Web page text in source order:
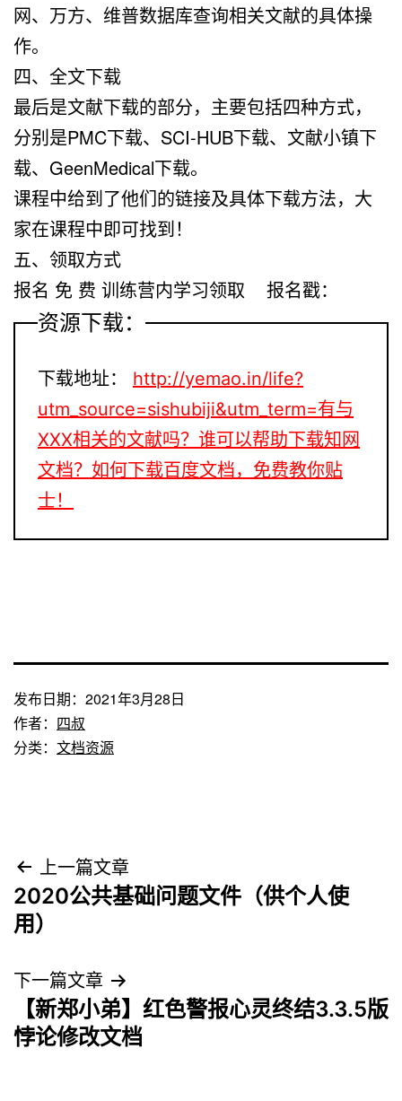
网、万方、维普数据库查询相关文献的具体操
作。
四、全文下载
最后是文献下载的部分，主要包括四种方式，
分别是PMC下载、SCI-HUB下载、文献小镇下
载、GeenMedical下载。
课程中给到了他们的链接及具体下载方法，大
家在课程中即可找到！
五、领取方式
报名 免 费 训练营内学习领取 报名戳：
资源下载：
下载地址：
http://yemao.in/life?
utm_source=sishubiji&utm_term=有与
XXX相关的文献吗？谁可以帮助下载知网
文档？如何下载百度文档，免费教你贴
士！
发布日期： 2021年3月28日
作者： 四叔
分类： 文档资源
文
章
航
上一篇文章
2020公共基础问题文件（供个人使
用）
下一篇文章
【新郑小弟】红色警报心灵终结3.3.5版
悖论修改文档